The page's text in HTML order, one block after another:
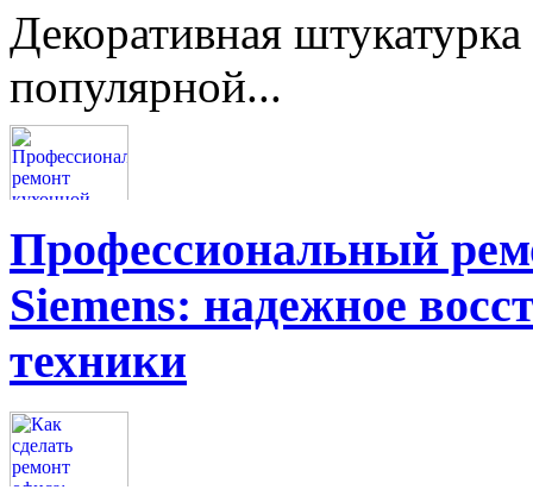
Декоративная
популярной...
Профессиональный
Siemens: надежное
техники